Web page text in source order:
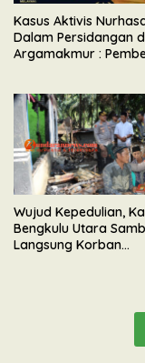
Kasus Aktivis
Dalam Persidangan
Argamakmur :
Keributan
Wujud Kepedulian,
Bengkulu Utara
Langsung Korban